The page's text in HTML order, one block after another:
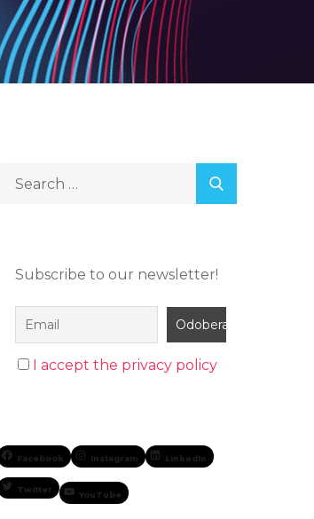
Subscribe to our newsletter!
I accept the privacy policy
Facebook Instagram LinkedIn
Twitter YouTube